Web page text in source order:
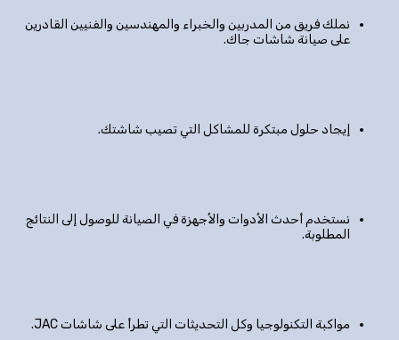
نملك فريق من المدربين والخبراء والمهندسين والفنيين القادرين
على صيانة شاشات جاك.
إيجاد حلول مبتكرة للمشاكل التي تصيب شاشتك.
نستخدم أحدث الأدوات والأجهزة في الصيانة للوصول إلى النتائج
المطلوبة.
مواكبة التكنولوجيا وكل التحديثات التي تطرأ على شاشات JAC.